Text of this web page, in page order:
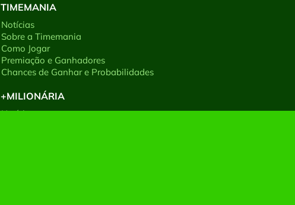
TIMEMANIA
Notícias
Sobre a Timemania
Como Jogar
Premiação e Ganhadores
Chances de Ganhar e Probabilidades
+MILIONÁRIA
Notícias